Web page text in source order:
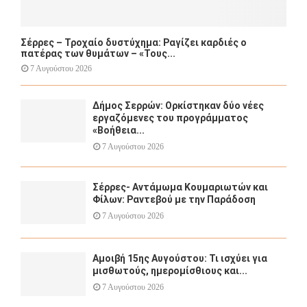
Σέρρες – Τροχαίο δυστύχημα: Ραγίζει καρδιές ο
πατέρας των θυμάτων – «Τους...
7 Αυγούστου 2026
Δήμος Σερρών: Ορκίστηκαν δύο νέες
εργαζόμενες του προγράμματος
«Βοήθεια...
7 Αυγούστου 2026
Σέρρες- Αντάμωμα Κουμαριωτών και
Φίλων: Ραντεβού με την Παράδοση
7 Αυγούστου 2026
Αμοιβή 15ης Αυγούστου: Τι ισχύει για
μισθωτούς, ημερομίσθιους και...
7 Αυγούστου 2026